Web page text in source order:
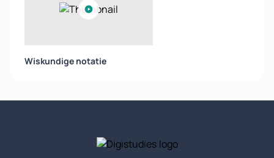
Wiskundige notatie